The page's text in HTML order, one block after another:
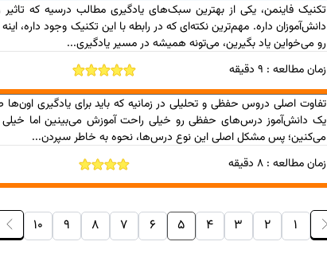
دانلود رایگان نمونه سوالات امتحانی...
برنامه‌ ریزی درسی نهم
برنامه‌ ریزی درسی هفتم
تکنیک فاینمن، یکی از بهترین سبک‌های یادگیری مطالب درسیه که
دانش‌آموزان داره. مهم‌ترین نکته‌ای که در رابطه با این تکنیک وجود داره،
رو می‌خواین یاد بگیرین، می‌تونه همیشه در مسیر یادگیری...
زمان مطالعه : 9 دقیقه
تفاوت اصلی دروس حفظی و تحلیلی در زمانیه که باید برای یادگیری اون‌ها
یک دانش‌آموز درس‌های حفظی رو خیلی راحت آموزش می‌بینین اما
می‌کنین؛ پس مشکل اصلی این نوع درس‌ها، نحوه به خاطر سپردن...
زمان مطالعه :8 دقیقه
1
2
3
4
5
6
7
8
9
10